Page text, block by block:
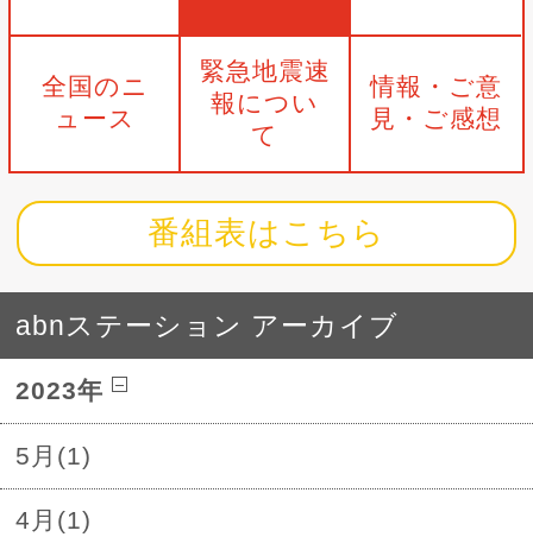
全国のニ
ュース
緊急地震速
報につい
て
情報・ご意
見・ご感想
番組表はこちら
abnステーション アーカイブ
2023年
5月(1)
4月(1)